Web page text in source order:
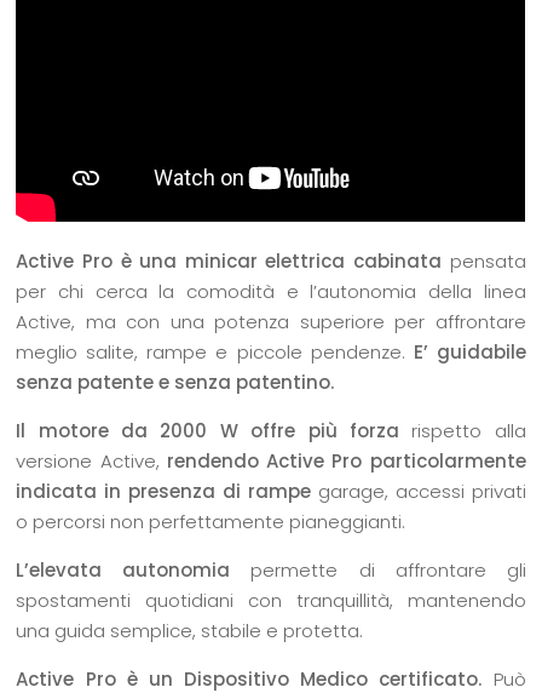
Active Pro è una minicar elettrica cabinata pensata
per chi cerca la comodità e l’autonomia della linea
Active, ma con una potenza superiore per affrontare
meglio salite, rampe e piccole pendenze. E’ guidabile
senza patente e senza patentino.
Il motore da 2000 W offre più forza rispetto alla
versione Active, rendendo Active Pro particolarmente
indicata in presenza di rampegarage, accessi privati
o percorsi non perfettamente pianeggianti.
L’elevata autonomia permette di affrontare gli
spostamenti quotidiani con tranquillità, mantenendo
una guida semplice, stabile e protetta.
Active Pro è un Dispositivo Medico certificato. Può